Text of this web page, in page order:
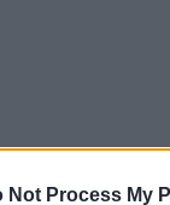
Not Process My